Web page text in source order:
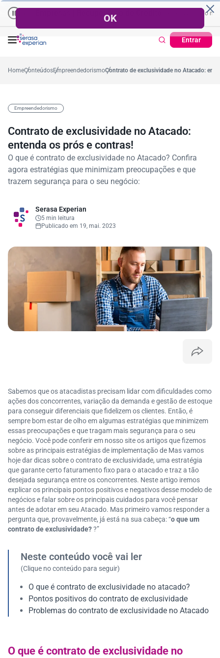
Empresas | Recuperação de Crédito Percentual médio no ano
Entrar
ano Cartão de Crédito |
HomeConteúdosEmpreendedorismoContrato de exclusividade no Atacado:
Empreendedorismo
Contrato de exclusividade no Atacado:
entenda os prós e contras!
O que é contrato de exclusividade no Atacado? Confira
agora estratégias que minimizam preocupações e que
trazem segurança para o seu negócio:
Serasa Experian
5 min leitura
Publicado em 19, mai. 2023
Sabemos que os atacadistas precisam lidar com dificuldades como
ações dos concorrentes, variação da demanda e gestão de estoque
para conseguir diferenciais que fidelizem os clientes. Então, é
sempre bom estar de olho em algumas estratégias que minimizem
essas preocupações e que tragam mais segurança para o seu
negócio. Você pode conferir em nosso site os artigos que fizemos
sobre as principais estratégias de implementação de Mas vamos
hoje dar dicas sobre o contrato de exclusividade, uma estratégia
que garante certo faturamento fixo para o atacado e traz a tão
desejada segurança entre os concorrentes. Neste artigo iremos
explicar os principais pontos positivos e negativos desse modelo de
negócios e falar sobre os principais cuidados para você pensar
antes de adotar em seu Atacado. Mas primeiro vamos responder a
pergunta que, provavelmente, já está na sua cabeça: “o que um
contrato de exclusividade??”
Neste conteúdo você vai ler
(Clique no conteúdo para seguir)
O que é contrato de exclusividade no atacado?
Pontos positivos do contrato de exclusividade
Problemas do contrato de exclusividade no Atacado
O que é contrato de exclusividade no